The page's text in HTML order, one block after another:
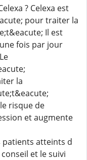
? Celexa est
pour traiter la
Il est
fois par jour
la
risque de
et augmente
patients atteints d
et le suivi